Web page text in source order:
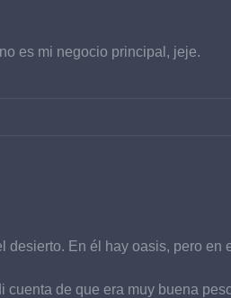
es mi negocio principal, jeje.
En él hay oasis, pero
de que era muy buena